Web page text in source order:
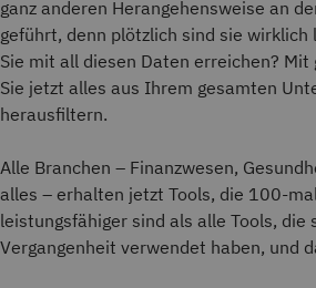
ganz anderen Herangehensweise an
geführt, denn plötzlich sind sie wirklich
Sie mit all diesen Daten erreichen?
Sie jetzt alles aus Ihrem gesamten
herausfiltern.
Alle Branchen – Finanzwesen,
alles – erhalten jetzt Tools, die 100-
leistungsfähiger sind als alle Tools, die
Vergangenheit verwendet haben, und